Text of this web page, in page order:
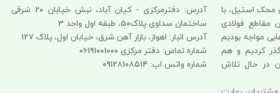
محک استیل، با
مقاطع فولادی
مواجه بودیم
کردیم و هم
در حال تلاش
آدرس: دفترمرکزی - کیان آباد، نبش خیابان 20 شرقی
ساختمان سداوی پلاک50، طبقه اول واحد 3
آدرس انبار: اهواز، بازار آهن شرق، خیابان اول، پلاک 127
شماره تماس: دفتر مرکزی 06191001000
شماره واتس اپ: 09128108514